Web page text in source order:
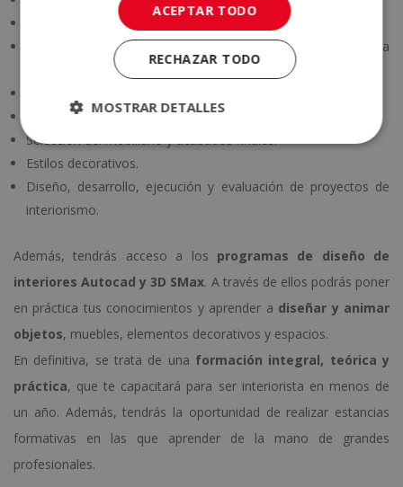
Perfil profesional y habilidades del interiorista.
Elementos fundamentales y complementarios en la
Iluminación, colores, texturas y materiales.
Selección del mobiliario y acabados finales.
Estilos decorativos.
Diseño, desarrollo, ejecución y evaluación de proyectos de
interiorismo.
Además, tendrás acceso a los programas de diseño de
interiores Autocad y 3D SMax. A través de ellos podrás poner
en práctica tus conocimientos y aprender a diseñar y animar
objetos, muebles, elementos decorativos y espacios.
En definitiva, se trata de una formación integral, teórica y
práctica, que te capacitará para ser interiorista en menos de
un año. Además, tendrás la oportunidad de realizar estancias
formativas en las que aprender de la mano de grandes
profesionales.
ACEPTAR TODO
RECHAZAR TODO
MOSTRAR DETALLES